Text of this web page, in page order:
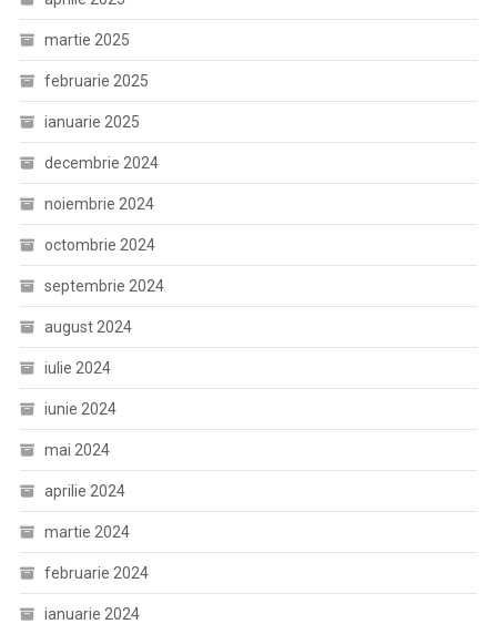
martie 2025
februarie 2025
ianuarie 2025
decembrie 2024
noiembrie 2024
octombrie 2024
septembrie 2024
august 2024
iulie 2024
iunie 2024
mai 2024
aprilie 2024
martie 2024
februarie 2024
ianuarie 2024